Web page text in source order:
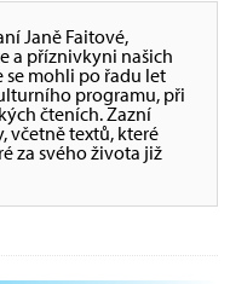
Janě Faitové,
a příznivkyni našich
se mohli po řadu let
programu, při
čteních. Zazní
včetně textů, které
za svého života již